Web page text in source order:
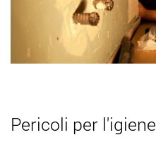
Pericoli per l'igiene